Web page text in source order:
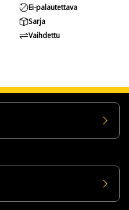
Ei-palautettava
Sarja
Vaihdettu